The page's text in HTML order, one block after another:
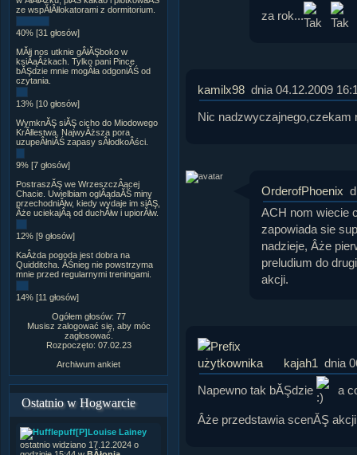
ze wspĂłÂłlokatorami z dormitorium.
40% [31 głosów]
MĂłj nos utknie gÂłĂŞboko w
ksiÂąÂżkach. Tylko pani Pince
bĂŞdzie mnie mogÂła odgoniĂŚ od
czytania.
13% [10 głosów]
WymknĂŞ siĂŞ cicho do Miodowego
KrĂłlestwa. NajwyÂższa pora
uzupeÂłniĂŚ zapasy sÂłodkoÂści.
9% [7 głosów]
PostraszĂŞ we WrzeszczÂącej
Chacie. Uwielbiam oglÂądaĂŚ miny
przechodniĂłw, kiedy wydaje im siĂŞ,
Âże uciekajÂą od duchĂłw i upiorĂłw.
12% [9 głosów]
KaÂżda pogoda jest dobra na
Quidditcha. ÂŚnieg nie powstrzyma
mnie przed regularnymi treningami.
14% [11 głosów]
Ogółem głosów: 77
Musisz zalogować się, aby móc
zagłosować.
Rozpoczęto: 07.02.23
Archiwum ankiet
Ostatnio w Hogwarcie
[P]Louise Lainey
ostatnio widziano 17.12.2024 o
za rok...
kamilx98 dnia 04.12.2009
Nic nadzwyczajnego,czekam
OrderofPhoenix
ACH nom wiecie
zapowiada sie
nadzieje, Âże
preludium do
akcji.
kajah1 dnia
Napewno tak bĂŞdzie
a
Âże przedstawia scenĂŞ